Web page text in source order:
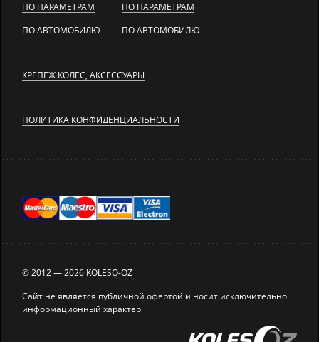
ПО ПАРАМЕТРАМ
ПО АВТОМОБИЛЮ
ПО ПАРАМЕТРАМ
ПО АВТОМОБИЛЮ
КРЕПЕЖ КОЛЕС, АКСЕССУАРЫ
ПОЛИТИКА КОНФИДЕНЦИАЛЬНОСТИ
© 2012 — 2026 KOLESO-OZ
Сайт не является публичной офертой и носит исключительно
информационный характер